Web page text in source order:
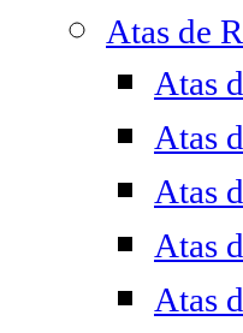
Atas de
Atas
Atas
Atas
Atas
Atas